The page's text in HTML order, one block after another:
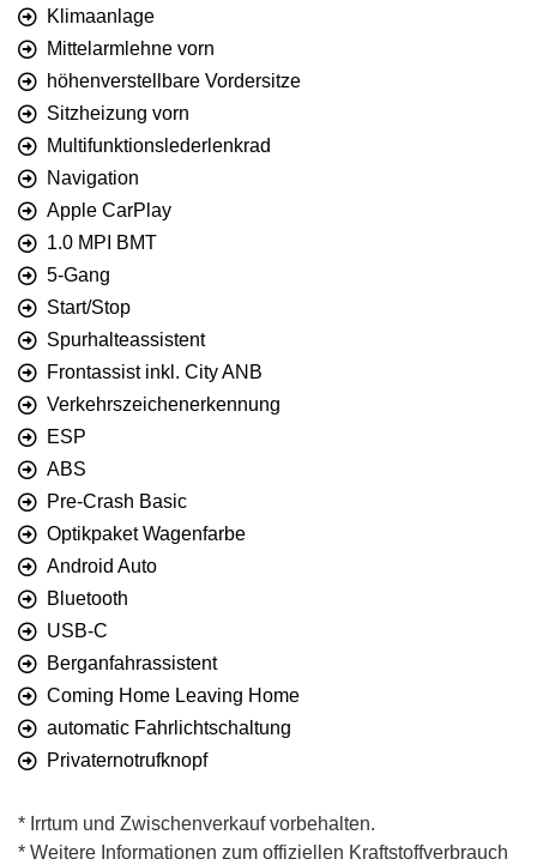
Klimaanlage
Mittelarmlehne vorn
höhenverstellbare Vordersitze
Sitzheizung vorn
Multifunktionslederlenkrad
Navigation
Apple CarPlay
1.0 MPI BMT
5-Gang
Start/Stop
Spurhalteassistent
Frontassist inkl. City ANB
Verkehrszeichenerkennung
ESP
ABS
Pre-Crash Basic
Optikpaket Wagenfarbe
Android Auto
Bluetooth
USB-C
Berganfahrassistent
Coming Home Leaving Home
automatic Fahrlichtschaltung
Privaternotrufknopf
* Irrtum und Zwischenverkauf vorbehalten.
* Weitere Informationen zum offiziellen Kraftstoffverbrauch